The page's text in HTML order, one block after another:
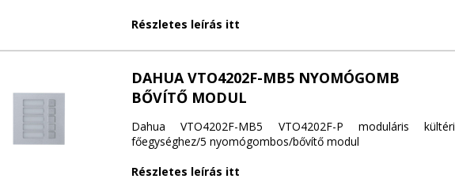
Részletes leírás itt
DAHUA VTO4202F-MB5 NYOMÓGOMB
BŐVÍTŐ MODUL
Dahua VTO4202F-MB5 VTO4202F-P moduláris kültéri
főegységhez/5 nyomógombos/bővítő modul
Részletes leírás itt